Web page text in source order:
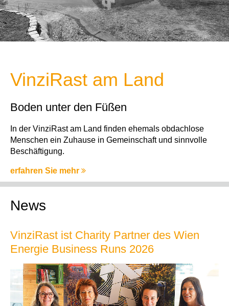
VinziRast am Land
Boden unter den Füßen
In der VinziRast am Land finden ehemals obdachlose
Menschen ein Zuhause in Gemeinschaft und sinnvolle
Beschäftigung.
erfahren Sie mehr
News
VinziRast ist Charity Partner des Wien
Energie Business Runs 2026